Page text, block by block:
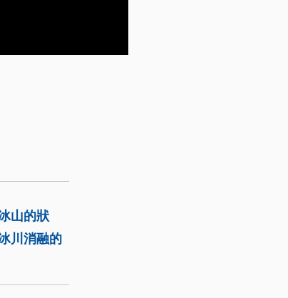
山的狀
川消融的